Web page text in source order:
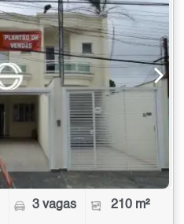
3 vagas 210 m²